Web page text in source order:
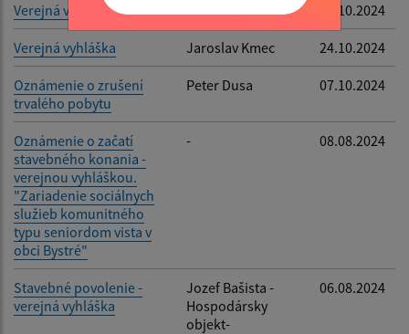
Verejná vyhláška Jaroslav Kmec 24.10.2024
Verejná vyhláška Jaroslav Kmec 24.10.2024
Oznámenie o zrušení
trvalého pobytu
Peter Dusa 07.10.2024
Oznámenie o začatí
stavebného konania -
verejnou vyhláškou.
"Zariadenie sociálnych
služieb komunitného
typu seniordom vista v
obci Bystré"
- 08.08.2024
Stavebné povolenie -
verejná vyhláška
Jozef Bašista -
Hospodársky
objekt-
06.08.2024